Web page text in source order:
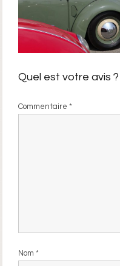
Quel est votre avis ?
Commentaire*
Nom*